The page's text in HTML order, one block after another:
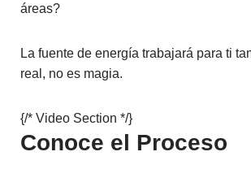
áreas?
La fuente de energía trabajará para ti
real, no es magia.
{/* Video Section */}
Conoce el Proceso